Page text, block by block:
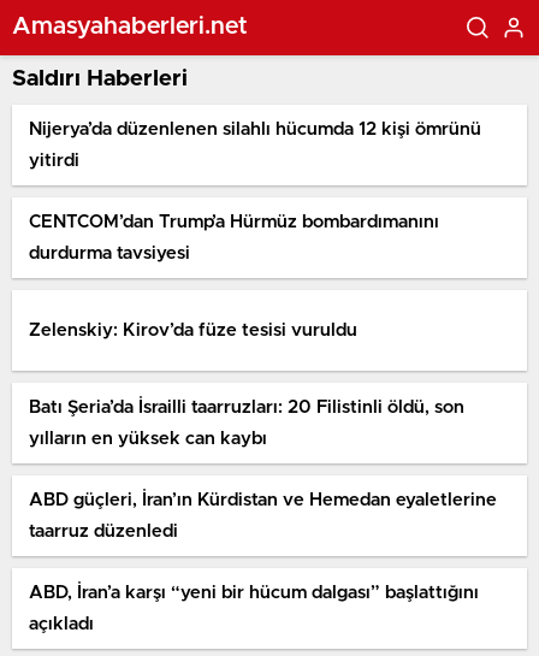
Amasyahaberleri.net
Saldırı Haberleri
Nijerya’da düzenlenen silahlı hücumda 12 kişi ömrünü
yitirdi
CENTCOM’dan Trump’a Hürmüz bombardımanını
durdurma tavsiyesi
Zelenskiy: Kirov’da füze tesisi vuruldu
Batı Şeria’da İsrailli taarruzları: 20 Filistinli öldü, son
yılların en yüksek can kaybı
ABD güçleri, İran’ın Kürdistan ve Hemedan eyaletlerine
taarruz düzenledi
ABD, İran’a karşı “yeni bir hücum dalgası” başlattığını
açıkladı